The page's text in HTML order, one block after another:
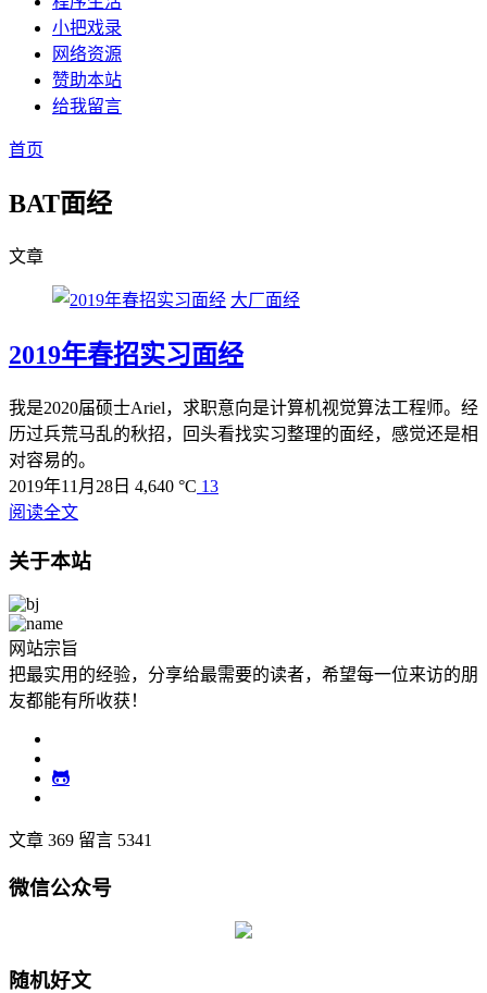
小把戏录
网络资源
赞助本站
给我留言
首页
BAT面经
文章
大厂面经
2019年春招实习面经
我是2020届硕士Ariel，求职意向是计算机视觉算法工程师。经
历过兵荒马乱的秋招，回头看找实习整理的面经，感觉还是相
对容易的。
2019年11月28日 4,640 °C 13
阅读全文
关于本站
网站宗旨
把最实用的经验，分享给最需要的读者，希望每一位来访的朋
友都能有所收获！
文章 369 留言 5341
微信公众号
随机好文